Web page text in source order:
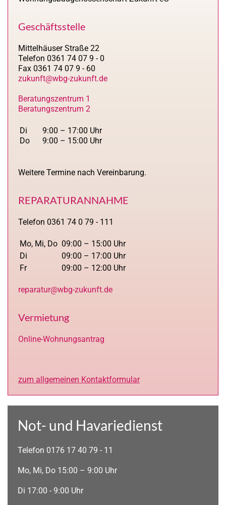
Geschäftsstelle
Mittelhäuser Straße 22
Telefon 0361 74 07 9 - 0
Fax 0361 74 07 9 - 60
zukunft@wbg-zukunft.de
Beratungszentrum 1
Beratungszentrum 2
Di
Do
9:00 – 17:00 Uhr
9:00 – 15:00 Uhr
Weitere Termine nach Vereinbarung.
REPARATURANNAHME
Telefon 0361 74 0 79 - 111
Mo, Mi, Do 09:00 – 15:00 Uhr
Di
09:00 – 17:00 Uhr
Fr
09:00 – 12:00 Uhr
reparatur@wbg-zukunft.de
Vermietung
Online-Wohnungsantrag
zum allgemeinen Kontaktformular
Not- und Havariedienst
Telefon 0176 17 40 79 - 11
Mo, Mi, Do 15:00 – 9:00 Uhr
Di 17:00 - 9:00 Uhr